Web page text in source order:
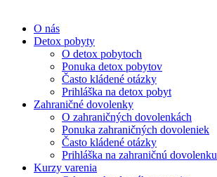
O nás
Detox pobyty
O detox pobytoch
Ponuka detox pobytov
Často kládené otázky
Prihláška na detox pobyt
Zahraničné dovolenky
O zahraničných dovolenkách
Ponuka zahraničných dovoleniek
Často kládené otázky
Prihláška na zahraničnú dovolenku
Kurzy varenia